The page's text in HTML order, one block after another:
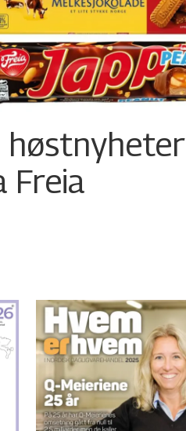
høstnyheter
Freia